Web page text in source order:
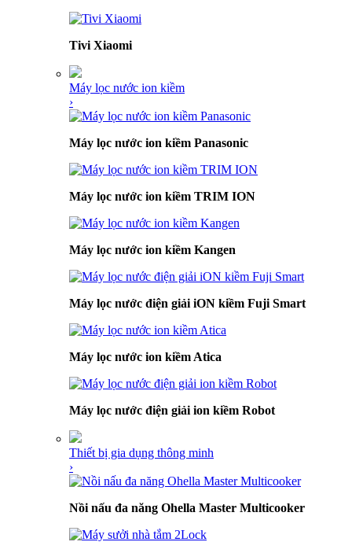
Tivi Xiaomi
Máy lọc nước ion kiềm
›
Máy lọc nước ion kiềm Panasonic
Máy lọc nước ion kiềm TRIM ION
Máy lọc nước ion kiềm Kangen
Máy lọc nước điện giải iON kiềm Fuji Smart
Máy lọc nước ion kiềm Atica
Máy lọc nước điện giải ion kiềm Robot
Thiết bị gia dụng thông minh
›
Nồi nấu đa năng Ohella Master Multicooker